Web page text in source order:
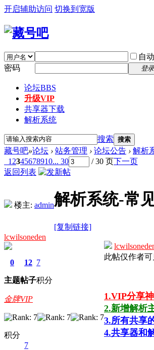
开启辅助访问 切换到宽版
自
密码
登录
论坛BBS
升级VIP
共享器下载
解析系统
搜索 搜索
藏号吧»论坛 › 站务管理 › 论坛公告 › 解析
1 2345678910... 30 / 30 页下一页
返回列表
楼主: admin解析系统-常
[复制链接]
lcwilsoneden
0
主题
12
帖子
7
积分
金牌VIP
积分
7
此帖仅作者可
1.VIP分享
2.新增解析
3.所有共享
4.共享器和